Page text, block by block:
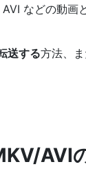
などの動
送する方法、ま
AVI